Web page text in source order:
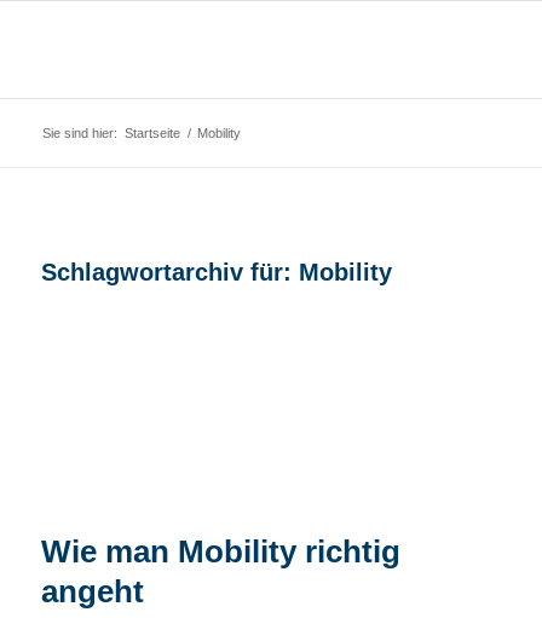
Sie sind hier: Startseite / Mobility
Schlagwortarchiv für: Mobility
Wie man Mobility richtig
angeht